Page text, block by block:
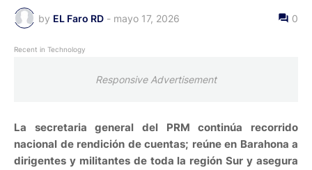
by EL Faro RD - mayo 17, 2026 0
Recent in Technology
Responsive Advertisement
La secretaria general del PRM continúa recorrido
nacional de rendición de cuentas; reúne en Barahona a
dirigentes y militantes de toda la región Sur y asegura